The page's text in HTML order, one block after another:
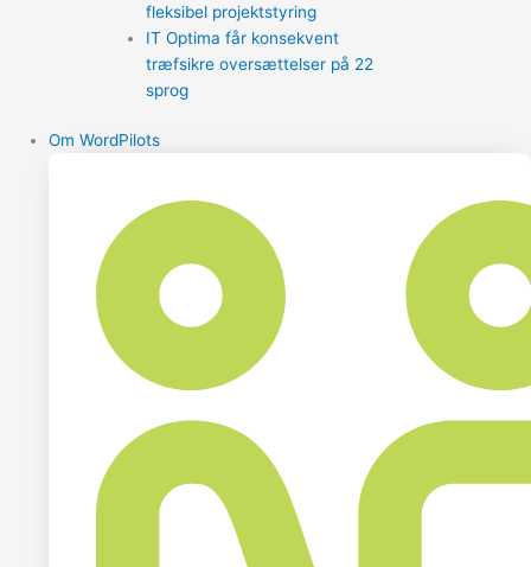
fleksibel projektstyring
IT Optima får konsekvent
træfsikre oversættelser på 22
sprog
Om WordPilots